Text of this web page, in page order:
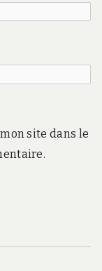
site dans le